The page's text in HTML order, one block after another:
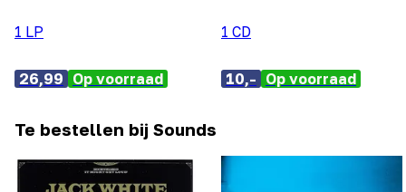
1 LP
26,99 Op voorraad
1 CD
10,- Op voorraad
Te bestellen bij Sounds